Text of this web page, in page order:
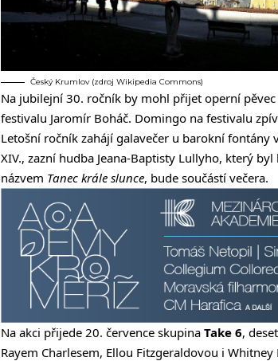
Český Krumlov (zdroj Wikipedia Commons)
Na jubilejní 30. ročník by mohl přijet operní pěvec
festivalu Jaromír Boháč. Domingo na festivalu
Letošní ročník zahájí galavečer u barokní
XIV., zazní hudba Jeana-Baptisty Lullyho, který
názvem Tanec krále slunce, bude součástí večera.
Na akci přijede 20. července skupina Take 6,
Rayem Charlesem, Ellou Fitzgeraldovou i